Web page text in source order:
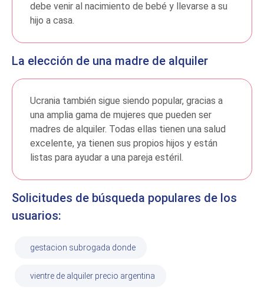
debe venir al nacimiento de bebé y llevarse a su
hijo a casa.
La elección de una madre de alquiler
Ucrania también sigue siendo popular, gracias a
una amplia gama de mujeres que pueden ser
madres de alquiler. Todas ellas tienen una salud
excelente, ya tienen sus propios hijos y están
listas para ayudar a una pareja estéril.
Solicitudes de búsqueda populares de los
usuarios:
gestacion subrogada donde
vientre de alquiler precio argentina